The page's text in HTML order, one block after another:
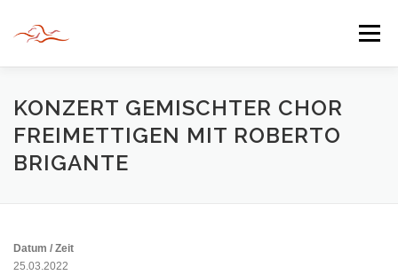
springen
Menü
HERZLICH WILLKOMMEN
JAHR DER BEGEGNUNG 2022
KONZERT GEMISCHTER CHOR
FREIMETTIGEN MIT ROBERTO
BRIGANTE
Datum / Zeit
25.03.2022